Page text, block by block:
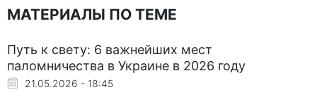
МАТЕРИАЛЫ ПО ТЕМЕ
Путь к свету: 6 важнейших мест
паломничества в Украине в 2026 году
21.05.2026 - 18:45